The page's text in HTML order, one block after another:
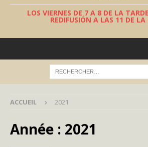
LOS VIERNES DE 7 A 8 DE LA
REDIFUSIÓN A LAS 11 DE LA
ACCUEIL 2021
Année : 2021